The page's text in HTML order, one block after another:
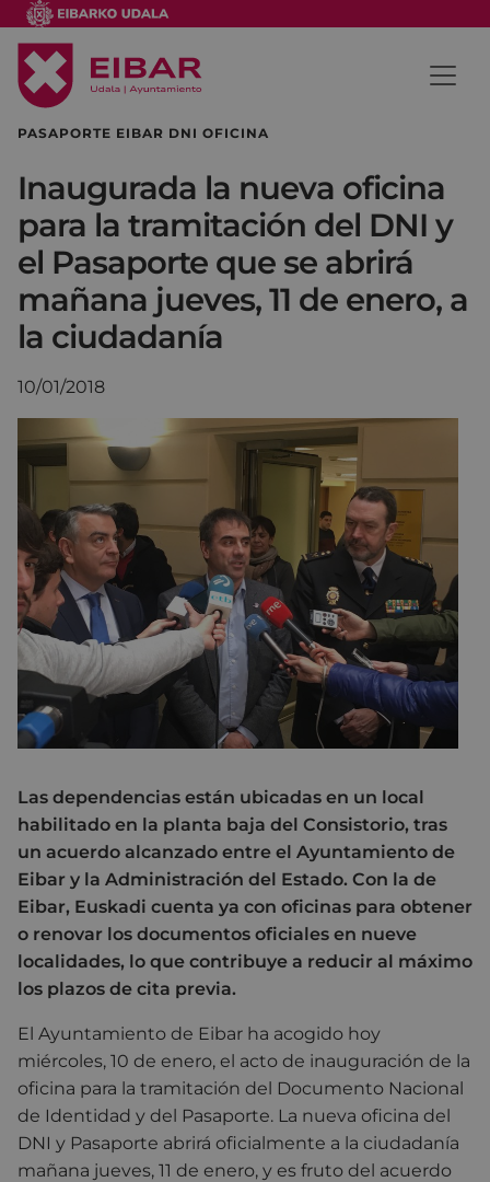
PASAPORTE EIBAR DNI OFICINA
Inaugurada la nueva oficina
para la tramitación del DNI y
el Pasaporte que se abrirá
mañana jueves, 11 de enero, a
la ciudadanía
10/01/2018
Las dependencias están ubicadas en un local
habilitado en la planta baja del Consistorio, tras
un acuerdo alcanzado entre el Ayuntamiento de
Eibar y la Administración del Estado. Con la de
Eibar, Euskadi cuenta ya con oficinas para obtener
o renovar los documentos oficiales en nueve
localidades, lo que contribuye a reducir al máximo
los plazos de cita previa.
El Ayuntamiento de Eibar ha acogido hoy
miércoles, 10 de enero, el acto de inauguración de la
oficina para la tramitación del Documento Nacional
de Identidad y del Pasaporte. La nueva oficina del
DNI y Pasaporte abrirá oficialmente a la ciudadanía
mañana jueves, 11 de enero, y es fruto del acuerdo